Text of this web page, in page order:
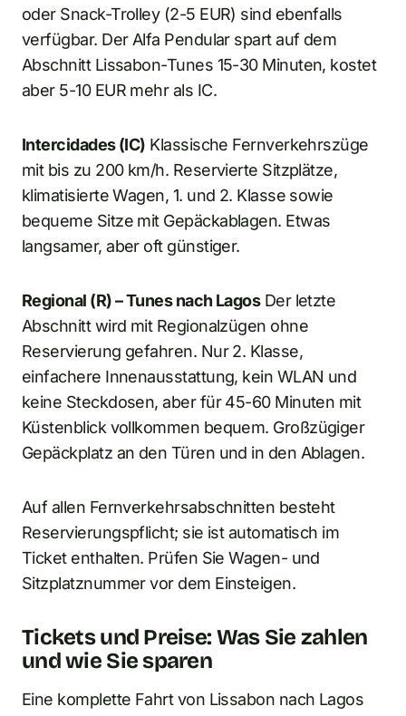
oder Snack-Trolley (2-5 EUR) sind ebenfalls
verfügbar. Der Alfa Pendular spart auf dem
Abschnitt Lissabon-Tunes 15-30 Minuten, kostet
aber 5-10 EUR mehr als IC.
Intercidades (IC) Klassische Fernverkehrszüge
mit bis zu 200 km/h. Reservierte Sitzplätze,
klimatisierte Wagen, 1. und 2. Klasse sowie
bequeme Sitze mit Gepäckablagen. Etwas
langsamer, aber oft günstiger.
Regional (R) – Tunes nach LagosDer letzte
Abschnitt wird mit Regionalzügen ohne
Reservierung gefahren. Nur 2. Klasse,
einfachere Innenausstattung, kein WLAN und
keine Steckdosen, aber für 45-60 Minuten mit
Küstenblick vollkommen bequem. Großzügiger
Gepäckplatz an den Türen und in den Ablagen.
Auf allen Fernverkehrsabschnitten besteht
Reservierungspflicht; sie ist automatisch im
Ticket enthalten. Prüfen Sie Wagen- und
Sitzplatznummer vor dem Einsteigen.
Tickets und Preise: Was Sie zahlen
und wie Sie sparen
Eine komplette Fahrt von Lissabon nach Lagos